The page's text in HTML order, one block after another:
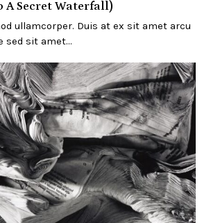
A Secret Waterfall)
ullamcorper. Duis at ex sit amet arcu
sed sit amet…